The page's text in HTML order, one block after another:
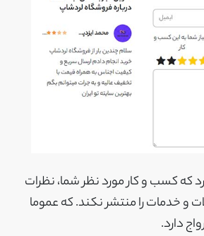
که کسب و کار مورد نظر شما، نظرات
و خدمات را منتشر نکند. که عموما
دارد.